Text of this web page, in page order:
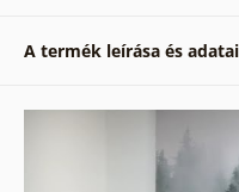
A termék leírása és adatai